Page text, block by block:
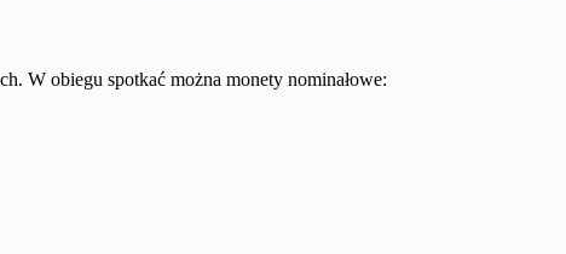
W obiegu spotkać można monety nominałowe: